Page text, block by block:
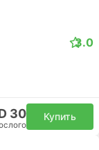
3.0
30 Купить